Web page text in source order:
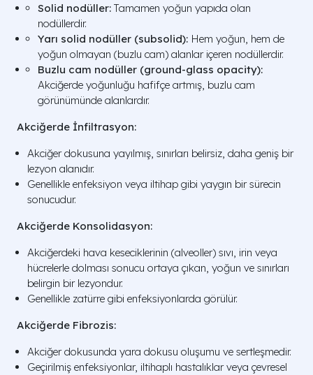
Solid nodüller: Tamamen yoğun yapıda olan
nodüllerdir.
Yarı solid nodüller (subsolid): Hem yoğun, hem de
yoğun olmayan (buzlu cam) alanlar içeren nodüllerdir.
Buzlu cam nodüller (ground-glass opacity):
Akciğerde yoğunluğu hafifçe artmış, buzlu cam
görünümünde alanlardır.
Akciğerde İnfiltrasyon:
Akciğer dokusuna yayılmış, sınırları belirsiz, daha geniş bir
lezyon alanıdır.
Genellikle enfeksiyon veya iltihap gibi yaygın bir sürecin
sonucudur.
Akciğerde Konsolidasyon:
Akciğerdeki hava keseciklerinin (alveoller) sıvı, irin veya
hücrelerle dolması sonucu ortaya çıkan, yoğun ve sınırları
belirgin bir lezyondur.
Genellikle zatürre gibi enfeksiyonlarda görülür.
Akciğerde Fibrozis:
Akciğer dokusunda yara dokusu oluşumu ve sertleşmedir.
Geçirilmiş enfeksiyonlar, iltihaplı hastalıklar veya çevresel